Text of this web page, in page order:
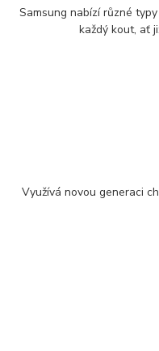
Samsung nabízí různé
každý kout, ať
Využívá novou generaci